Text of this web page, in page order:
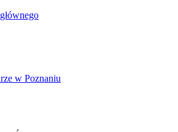
w Poznaniu